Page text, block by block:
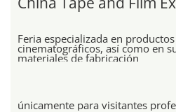
Feria especializada en
cinematográficos, así como en
materiales de fabricación
únicamente para visitantes